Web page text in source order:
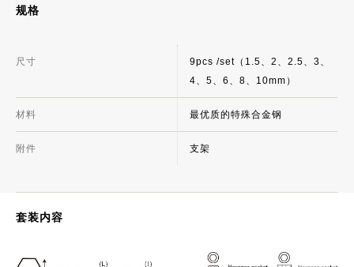
规格
尺寸
材料
附件
9pcs /set（1.5、2、2.5、3、
4、5、6、8、10mm）
最优质的特殊合金钢
支架
套装内容